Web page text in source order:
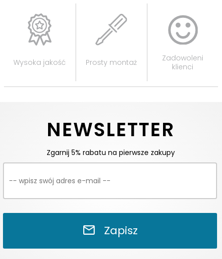
Wysoka jakość Prosty montaż
Zadowoleni
klienci
NEWSLETTER
Zgarnij 5% rabatu na pierwsze zakupy
Zapisz